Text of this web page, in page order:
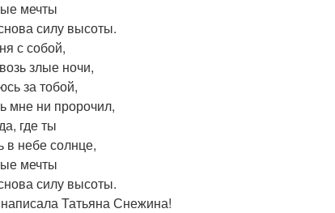
мечты
силу высоты.
с собой,
злые ночи,
за тобой,
мне ни пророчил,
где ты
в небе солнце,
мечты
силу высоты.
написала Татьяна Снежина!